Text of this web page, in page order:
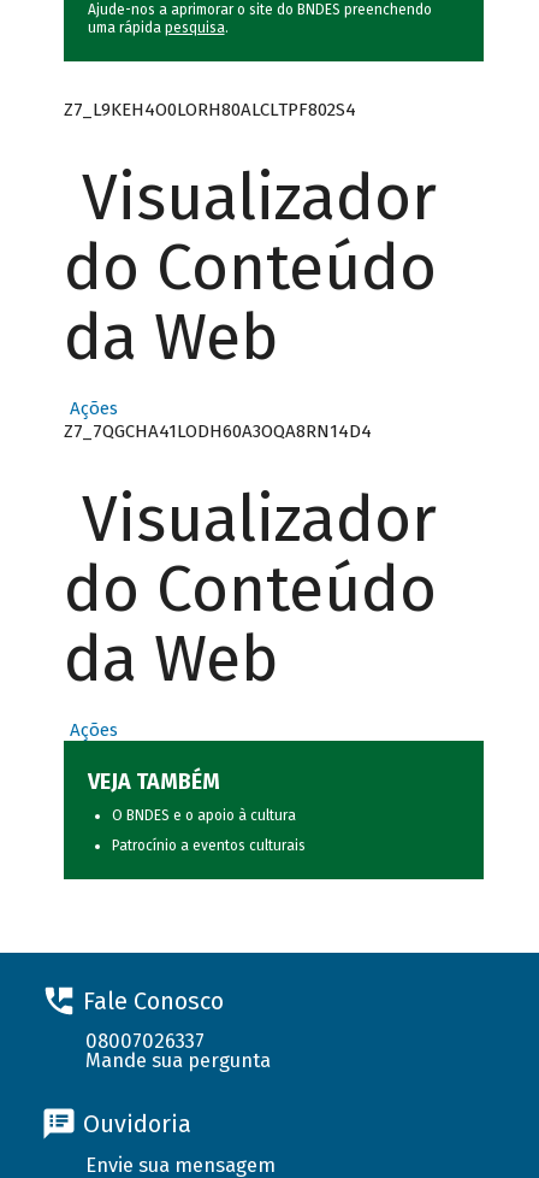
Ajude-nos a aprimorar o site do BNDES preenchendo
uma rápida pesquisa.
Z7_L9KEH4O0LORH80ALCLTPF802S4
Visualizador
do Conteúdo
da Web
Ações
Z7_7QGCHA41LODH60A3OQA8RN14D4
Visualizador
do Conteúdo
da Web
Ações
VEJA TAMBÉM
O BNDES e o apoio à cultura
Patrocínio a eventos culturais
Fale Conosco
08007026337
Mande sua pergunta
Ouvidoria
Envie sua mensagem